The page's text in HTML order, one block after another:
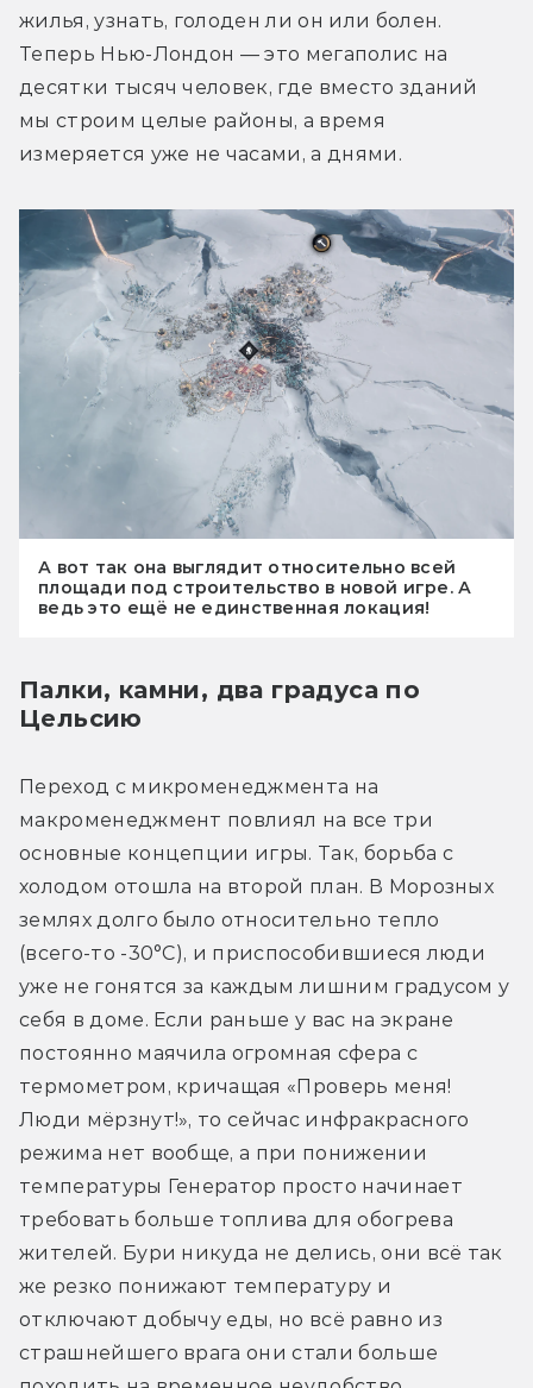
жилья, узнать, голоден ли он или болен.
Теперь Нью-Лондон — это мегаполис на
десятки тысяч человек, где вместо зданий
мы строим целые районы, а время
измеряется уже не часами, а днями.
А вот так она выглядит относительно всей
площади под строительство в новой игре. А
ведь это ещё не единственная локация!
Палки, камни, два градуса по
Цельсию
Переход с микроменеджмента на
макроменеджмент повлиял на все три
основные концепции игры. Так, борьба с
холодом отошла на второй план. В Морозных
землях долго было относительно тепло
(всего-то -30°С), и приспособившиеся люди
уже не гонятся за каждым лишним градусом у
себя в доме. Если раньше у вас на экране
постоянно маячила огромная сфера с
термометром, кричащая «Проверь меня!
Люди мёрзнут!», то сейчас инфракрасного
режима нет вообще, а при понижении
температуры Генератор просто начинает
требовать больше топлива для обогрева
жителей. Бури никуда не делись, они всё так
же резко понижают температуру и
отключают добычу еды, но всё равно из
страшнейшего врага они стали больше